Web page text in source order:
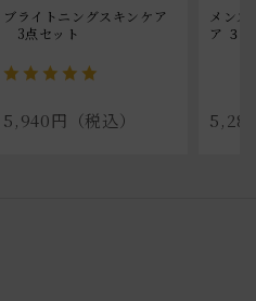
ブライトニングスキンケア
3点セット
5,940円（税込）
メン
ア ３